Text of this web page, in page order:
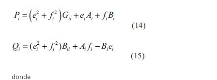
donde